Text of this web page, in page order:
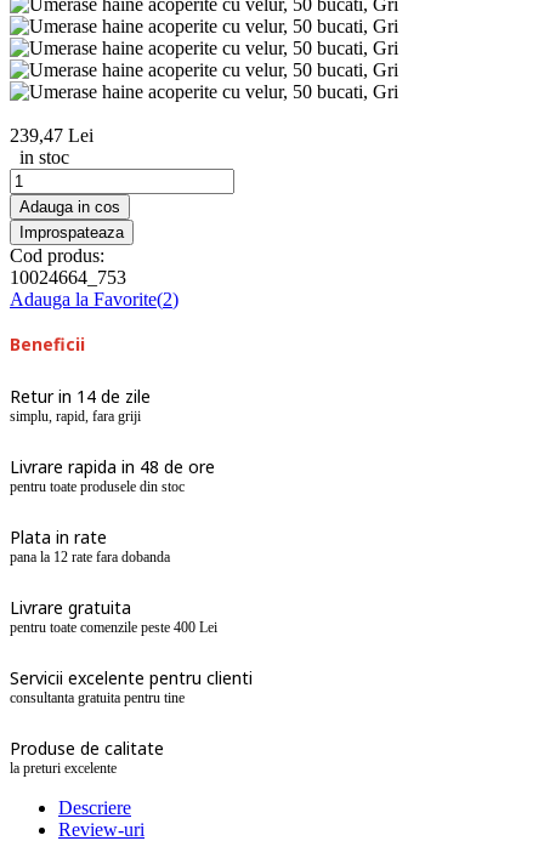
239,47 Lei
in stoc
Adauga in cos
Cod produs:
10024664_753
Adauga la Favorite(2)
Beneficii
Retur in 14 de zile
simplu, rapid, fara griji
Livrare rapida in 48 de ore
pentru toate produsele din stoc
Plata in rate
pana la 12 rate fara dobanda
Livrare gratuita
pentru toate comenzile peste 400 Lei
Servicii excelente pentru clienti
consultanta gratuita pentru tine
Produse de calitate
la preturi excelente
Descriere
Review-uri